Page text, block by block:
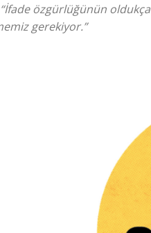
özgürlüğünün
gerekiyor.”